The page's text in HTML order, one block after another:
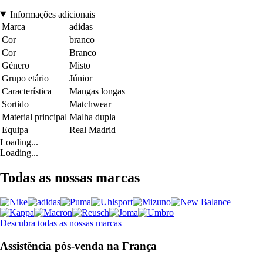
Informações adicionais
Marca
adidas
Cor
branco
Cor
Branco
Género
Misto
Grupo etário
Júnior
Característica
Mangas longas
Sortido
Matchwear
Material principal Malha dupla
Equipa
Real Madrid
Loading...
Loading...
Todas as nossas marcas
Descubra todas as nossas marcas
Assistência pós-venda na França